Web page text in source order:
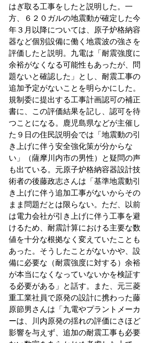
はぎ取る工事をしたと説明した。一
方、６２０ガルの地震動が確定した今
年３月以降については、原子炉格納容
器など個別設備に働く地震波の強さを
評価したと説明。九電は「耐震強度に
余裕がなくなる可能性もあったが、問
題ないと確認した」とし、耐震工事の
追加予定がないことを明らかにした。
規制委に提出する工事計画認可の補正
書に、この評価結果を記し、認可を待
つことになる。鹿児島県などが主催し
た９日の住民説明会では「地震動の引
き上げに伴う安全強化策が分からな
い」（薩摩川内市の男性）と疑問の声
も出ている。元原子炉格納容器設計技
術者の後藤政志さんは「基準地震動引
き上げに伴う追加工事がないからその
まま問題だとは限らない。ただ、以前
は電力会社が引き上げに伴う工事を避
けるため、耐震計算における主要な数
値を十分な根拠なく変えていたことも
あった。そうしたことがないかや、設
備に必要な（耐震強度に対する）余裕
が本当になくなっていないかを検証す
る必要がある」と話す。また、元三菱
重工業社員で原発の設計に携わった藤
原節男さんは「九電やプラントメーカ
ーは、川内原発の揺れの評価にさほど
影響を与えず、追加の耐震工事も必要